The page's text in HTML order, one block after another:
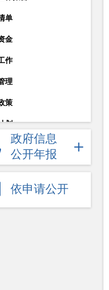
单
金
作
理
策
划
考
助
障
障
政府信息
公开年报
依申请公开